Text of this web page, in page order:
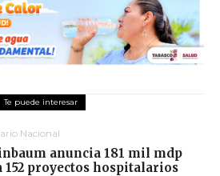
Nacional
anuncia 181 mil mdp
152 proyectos hospitalarios